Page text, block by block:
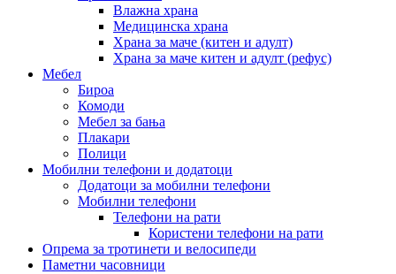
Влажна храна
Медицинска храна
Храна за маче (китен и адулт)
Храна за маче китен и адулт (рефус)
Мебел
Бироа
Комоди
Мебел за бања
Плакари
Полици
Мобилни телефони и додатоци
Додатоци за мобилни телефони
Мобилни телефони
Телефони на рати
Користени телефони на рати
Опрема за тротинети и велосипеди
Паметни часовници